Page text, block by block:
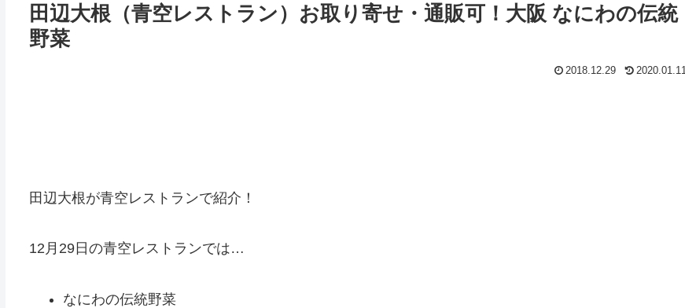
田辺大根（青空レストラン）お取り寄せ・通販可！大阪 なにわの伝統
野菜
2018.12.29 2020.01.11
田辺大根が青空レストランで紹介！
12月29日の青空レストランでは…
なにわの伝統野菜